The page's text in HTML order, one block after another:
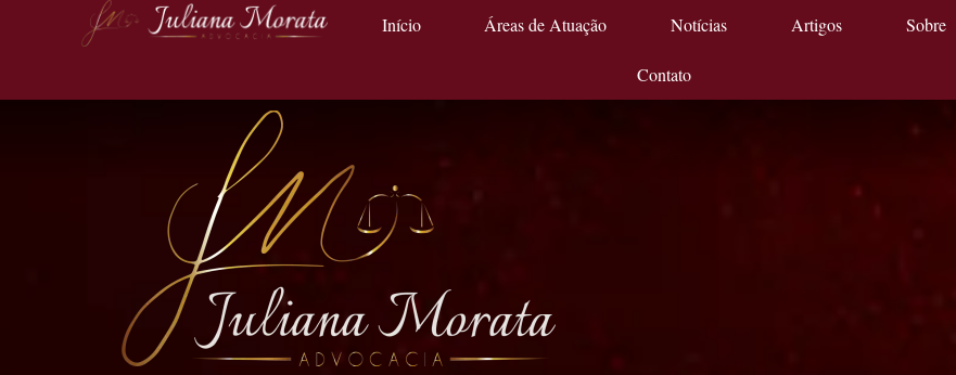
Início Áreas de Atuação Notícias Artigos Sobre
Contato